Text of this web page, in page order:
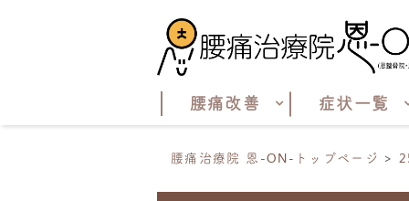
腰痛改善 症状一覧
腰痛治療院 恩-ON-トップページ